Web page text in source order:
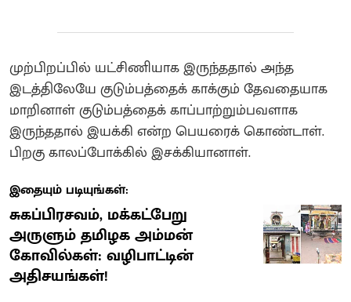
முற்பிறப்பில் யட்சிணியாக இருந்ததால் அந்த
இடத்திலேயே குடும்பத்தைக் காக்கும் தேவதையாக
மாறினாள்‌ குடும்பத்தைக் காப்பாற்றும்பவளாக
இருந்ததால் இயக்கி என்ற பெயரைக் கொண்டாள்.
பிறகு காலப்போக்கில் இசக்கியானாள்.
இதையும் படியுங்கள்:
சுகப்பிரசவம், மக்கட்பேறு
அருளும் தமிழக அம்மன்
கோவில்கள்: வழிபாட்டின்
அதிசயங்கள்!